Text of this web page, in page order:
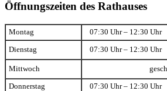
Öffnungszeiten des Rathauses
Montag 07:30 Uhr – 12:30 Uhr
Dienstag 07:30 Uhr – 12:30 Uhr
Mittwoch
Donnerstag 07:30 Uhr – 12:30 Uhr